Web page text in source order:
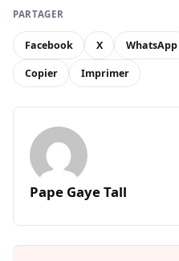
PARTAGER
Facebook X WhatsApp
Copier Imprimer
Pape Gaye Tall